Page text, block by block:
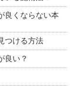
良くならない本
つける方法
良い？